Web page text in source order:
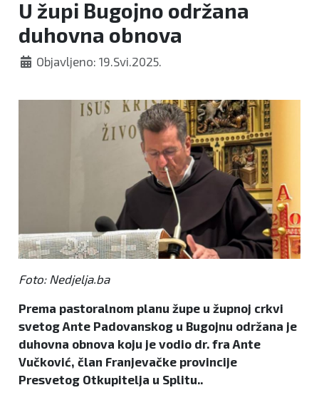
U župi Bugojno održana
duhovna obnova
Objavljeno: 19.Svi.2025.
Foto: Nedjelja.ba
Prema pastoralnom planu župe u župnoj crkvi
svetog Ante Padovanskog u Bugojnu održana je
duhovna obnova koju je vodio dr. fra Ante
Vučković, član Franjevačke provincije
Presvetog Otkupitelja u Splitu..